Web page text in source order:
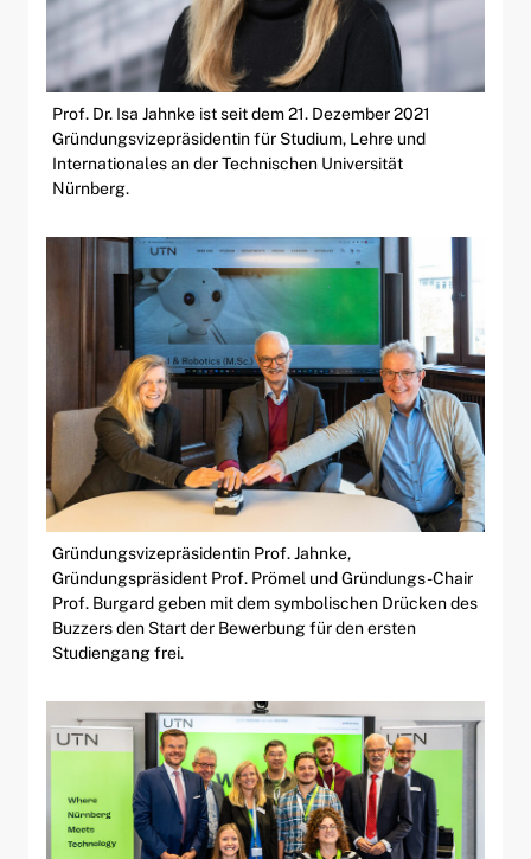
Prof. Dr. Isa Jahnke ist seit dem 21. Dezember 2021
Gründungsvizepräsidentin für Studium, Lehre und
Internationales an der Technischen Universität
Nürnberg.
Gründungsvizepräsidentin Prof. Jahnke,
Gründungspräsident Prof. Prömel und Gründungs-Chair
Prof. Burgard geben mit dem symbolischen Drücken des
Buzzers den Start der Bewerbung für den ersten
Studiengang frei.